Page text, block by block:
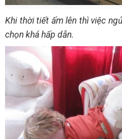
Khi thời tiết ấm lên thì việc
chọn khá hấp dẫn.